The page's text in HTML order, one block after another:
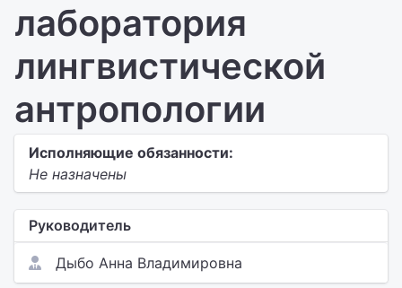
лаборатория
лингвистической
антропологии
Исполняющие обязанности:
Не назначены
Руководитель
Дыбо Анна Владимировна